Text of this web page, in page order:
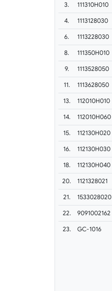
3. 111310H010
4. 1113128030
6. 1113228030
8. 111350H010
9. 1113528050
11. 1113628050
13. 112010H010
14. 112010H060
15. 112130H020
16. 112130H030
18. 112130H040
20. 1121328021
21. 1533028020
22. 9091002162
23. GC-1016